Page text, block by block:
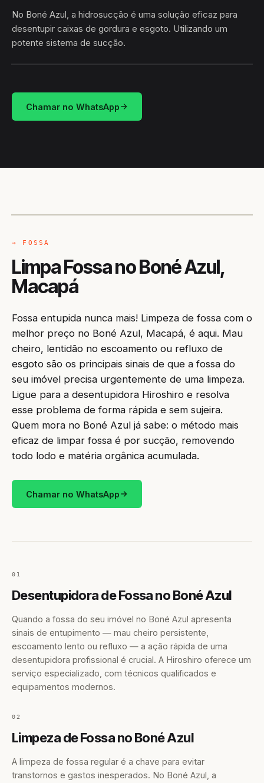
No Boné Azul, a hidrosucção é uma solução eficaz para
desentupir caixas de gordura e esgoto. Utilizando um
potente sistema de sucção.
HIDROSUCÇÃO
Chamar no WhatsApp
→ FOSSA
Limpa Fossa no Boné Azul,
Macapá
Fossa entupida nunca mais! Limpeza de fossa com o
melhor preço no Boné Azul, Macapá, é aqui. Mau
cheiro, lentidão no escoamento ou refluxo de
esgoto são os principais sinais de que a fossa do
seu imóvel precisa urgentemente de uma limpeza.
Ligue para a desentupidora Hiroshiro e resolva
esse problema de forma rápida e sem sujeira.
Quem mora no Boné Azul já sabe: o método mais
eficaz de limpar fossa é por sucção, removendo
todo lodo e matéria orgânica acumulada.
Chamar no WhatsApp
01
Desentupidora de Fossa no Boné Azul
Quando a fossa do seu imóvel no Boné Azul apresenta
sinais de entupimento — mau cheiro persistente,
escoamento lento ou refluxo — a ação rápida de uma
desentupidora profissional é crucial. A Hiroshiro oferece um
serviço especializado, com técnicos qualificados e
equipamentos modernos.
02
Limpeza de Fossa no Boné Azul
A limpeza de fossa regular é a chave para evitar
transtornos e gastos inesperados. No Boné Azul, a